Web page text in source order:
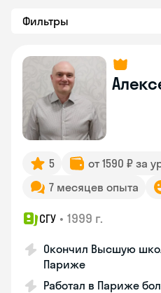
Фильтры
5
от 1590 ₽ за
7 месяцев опыта
СГУ • 1999 г.
Окончил Высшую
Париже
Работал в Париже